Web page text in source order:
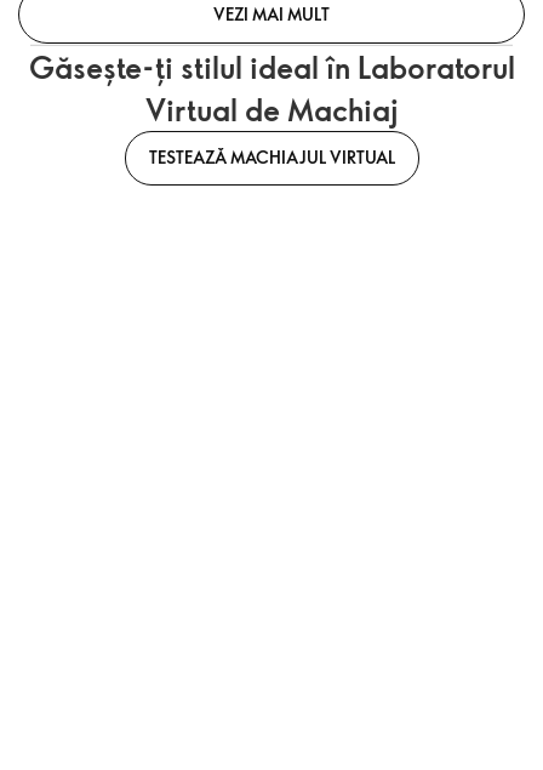
VEZI MAI MULT
Găsește-ți stilul ideal în Laboratorul
Virtual de Machiaj
TESTEAZĂ MACHIAJUL VIRTUAL